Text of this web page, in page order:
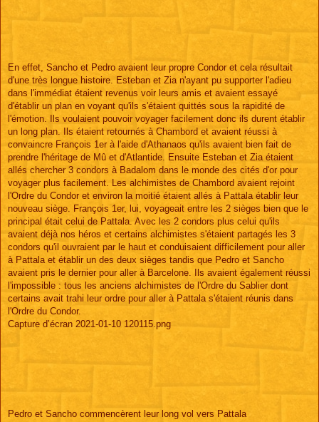
En effet, Sancho et Pedro avaient leur propre Condor et cela résultait
d'une très longue histoire. Esteban et Zia n'ayant pu supporter l'adieu
dans l'immédiat étaient revenus voir leurs amis et avaient essayé
d'établir un plan en voyant qu'ils s'étaient quittés sous la rapidité de
l'émotion. Ils voulaient pouvoir voyager facilement donc ils durent établir
un long plan. Ils étaient retournés à Chambord et avaient réussi à
convaincre François 1er à l'aide d'Athanaos qu'ils avaient bien fait de
prendre l'héritage de Mû et d'Atlantide. Ensuite Esteban et Zia étaient
allés chercher 3 condors à Badalom dans le monde des cités d'or pour
voyager plus facilement. Les alchimistes de Chambord avaient rejoint
l'Ordre du Condor et environ la moitié étaient allés à Pattala établir leur
nouveau siège. François 1er, lui, voyageait entre les 2 sièges bien que le
principal était celui de Pattala. Avec les 2 condors plus celui qu'ils
avaient déjà nos héros et certains alchimistes s'étaient partagés les 3
condors qu'il ouvraient par le haut et conduisaient difficilement pour aller
à Pattala et établir un des deux sièges tandis que Pedro et Sancho
avaient pris le dernier pour aller à Barcelone. Ils avaient également réussi
l'impossible : tous les anciens alchimistes de l'Ordre du Sablier dont
certains avait trahi leur ordre pour aller à Pattala s'étaient réunis dans
l'Ordre du Condor.
Capture d’écran 2021-01-10 120115.png
Pedro et Sancho commencèrent leur long vol vers Pattala